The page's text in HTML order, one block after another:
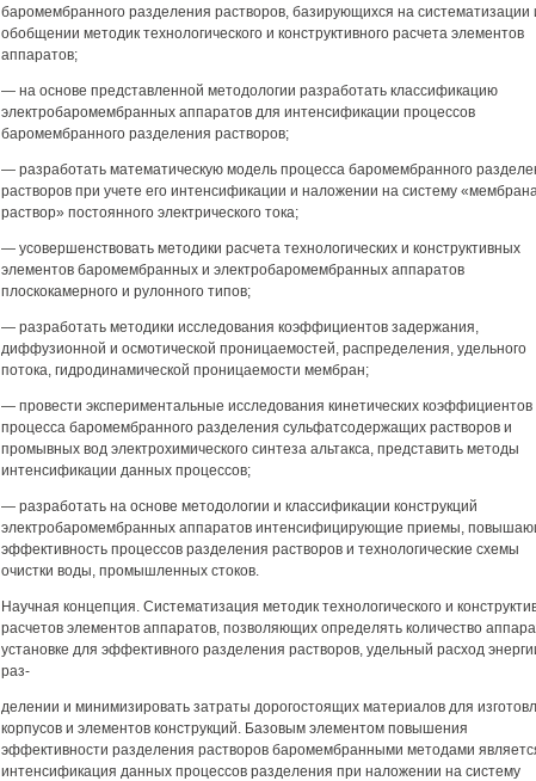
баромембранного разделения растворов, базирующихся на систематизации
обобщении методик технологического и конструктивного расчета элементов
аппаратов;
— на основе представленной методологии разработать классификацию
электробаромембранных аппаратов для интенсификации процессов
баромембранного разделения растворов;
— разработать математическую модель процесса баромембранного
растворов при учете его интенсификации и наложении на систему
раствор» постоянного электрического тока;
— усовершенствовать методики расчета технологических и конструктивных
элементов баромембранных и электробаромембранных аппаратов
плоскокамерного и рулонного типов;
— разработать методики исследования коэффициентов задержания,
диффузионной и осмотической проницаемостей, распределения, удельного
потока, гидродинамической проницаемости мембран;
— провести экспериментальные исследования кинетических коэффициентов
процесса баромембранного разделения сульфатсодержащих растворов и
промывных вод электрохимического синтеза альтакса, представить методы
интенсификации данных процессов;
— разработать на основе методологии и классификации конструкций
электробаромембранных аппаратов интенсифицирующие приемы,
эффективность процессов разделения растворов и технологические схемы
очистки воды, промышленных стоков.
Научная концепция. Систематизация методик технологического и
расчетов элементов аппаратов, позволяющих определять количество
установке для эффективного разделения растворов, удельный расход
раз-
делении и минимизировать затраты дорогостоящих материалов для
корпусов и элементов конструкций. Базовым элементом повышения
эффективности разделения растворов баромембранными методами
интенсификация данных процессов разделения при наложении на систему